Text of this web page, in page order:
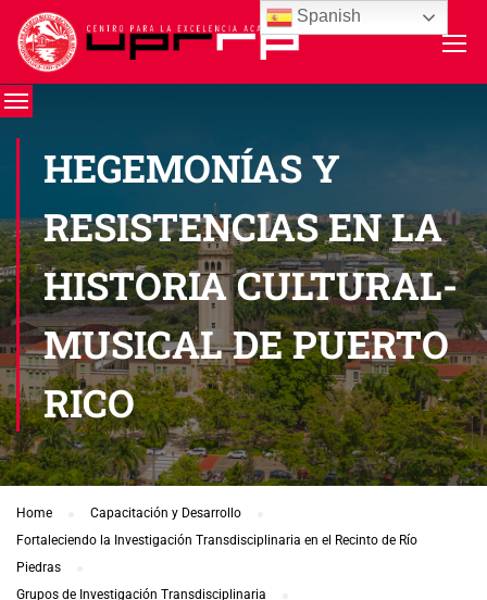
HEGEMONÍAS Y
RESISTENCIAS EN LA
HISTORIA CULTURAL-
MUSICAL DE PUERTO
RICO
Home
Capacitación y Desarrollo
Fortaleciendo la Investigación Transdisciplinaria en el Recinto de Río
Piedras
Grupos de Investigación Transdisciplinaria
Spanish